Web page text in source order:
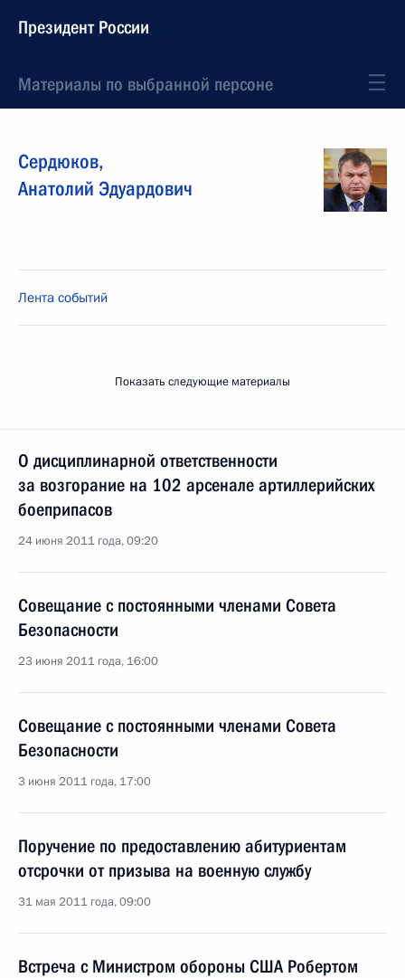
Президент России
Материалы по выбранной персоне
Сердюков,
Анатолий Эдуардович
Лента событий
Показать следующие материалы
О дисциплинарной ответственности
за возгорание на 102 арсенале артиллерийских
боеприпасов
24 июня 2011 года, 09:20
Совещание с постоянными членами Совета
Безопасности
23 июня 2011 года, 16:00
Совещание с постоянными членами Совета
Безопасности
3 июня 2011 года, 17:00
Поручение по предоставлению абитуриентам
отсрочки от призыва на военную службу
31 мая 2011 года, 09:00
Встреча с Министром обороны США Робертом